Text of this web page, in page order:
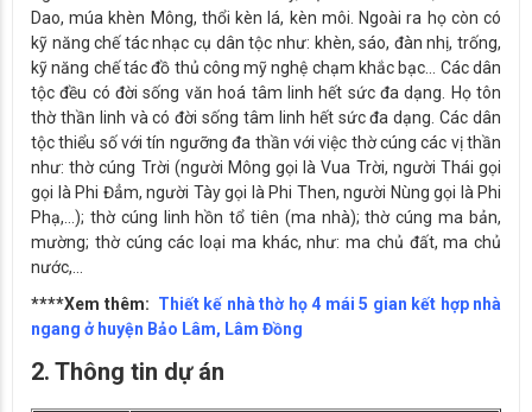
Dao, múa khèn Mông, thổi kèn lá, kèn môi. Ngoài ra họ còn có
kỹ năng chế tác nhạc cụ dân tộc như: khèn, sáo, đàn nhị, trống,
kỹ năng chế tác đồ thủ công mỹ nghệ chạm khắc bạc… Các dân
tộc đều có đời sống văn hoá tâm linh hết sức đa dạng. Họ tôn
thờ thần linh và có đời sống tâm linh hết sức đa dạng. Các dân
tộc thiểu số với tín ngưỡng đa thần với việc thờ cúng các vị thần
như: thờ cúng Trời (người Mông gọi là Vua Trời, người Thái gọi
gọi là Phi Đẳm, người Tày gọi là Phi Then, người Nùng gọi là Phi
Phạ,…); thờ cúng linh hồn tổ tiên (ma nhà); thờ cúng ma bản,
mường; thờ cúng các loại ma khác, như: ma chủ đất, ma chủ
nước,…
****Xem thêm: Thiết kế nhà thờ họ 4 mái 5 gian kết hợp nhà
ngang ở huyện Bảo Lâm, Lâm Đồng
2. Thông tin dự án